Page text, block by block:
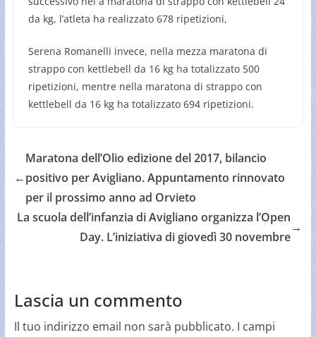
da kg, l’atleta ha realizzato 678 ripetizioni,
Serena Romanelli invece, nella mezza maratona di
strappo con kettlebell da 16 kg ha totalizzato 500
ripetizioni, mentre nella maratona di strappo con
kettlebell da 16 kg ha totalizzato 694 ripetizioni.
←
Maratona dell’Olio edizione del 2017, bilancio
positivo per Avigliano. Appuntamento rinnovato
per il prossimo anno ad Orvieto
La scuola dell’infanzia di Avigliano organizza l’Open
Day. L’iniziativa di giovedì 30 novembre
→
Lascia un commento
Il tuo indirizzo email non sarà pubblicato. I campi